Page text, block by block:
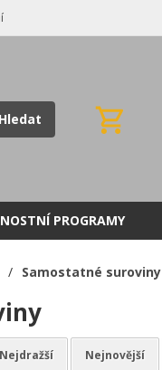
Hledat
PROGRAMY
/ Samostatné suroviny
Nejdražší Nejnovější